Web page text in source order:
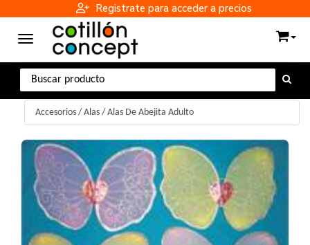
Registrate para acceder a precios
Toggle navigation
Accesorios / Alas / Alas De Abejita Adulto